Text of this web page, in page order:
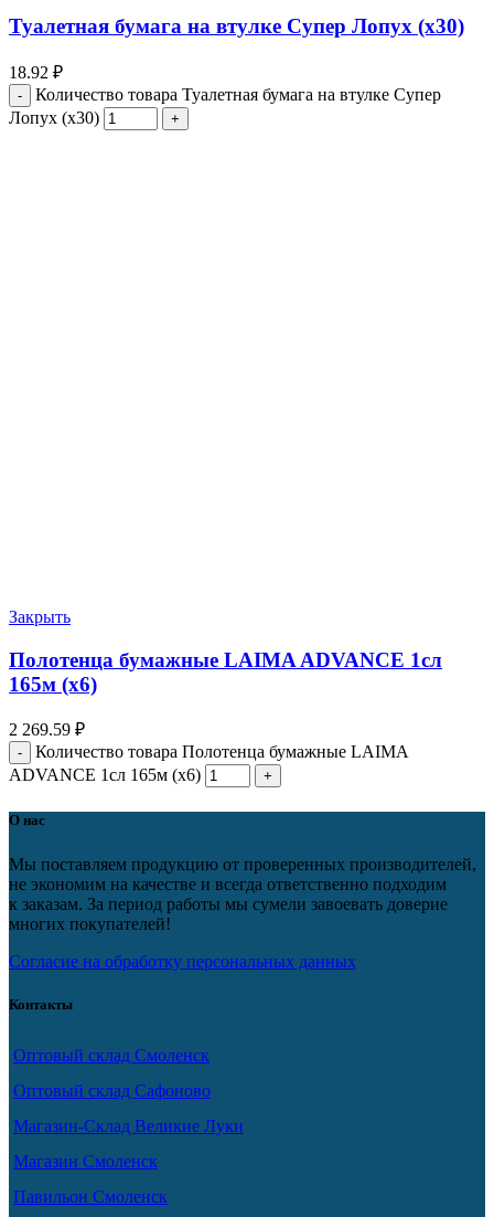
Туалетная бумага на втулке Супер Лопух (х30)
18.92 ₽
Количество товара Туалетная бумага на втулке Супер
Лопух (х30)
Закрыть
Полотенца бумажные LAIMA ADVANCE 1сл
165м (х6)
2 269.59 ₽
Количество товара Полотенца бумажные LAIMA
ADVANCE 1сл 165м (х6)
О нас
Мы поставляем продукцию от проверенных производителей,
не экономим на качестве и всегда ответственно подходим
к заказам. За период работы мы сумели завоевать доверие
многих покупателей!
Согласие на обработку персональных данных
Контакты
Оптовый склад Смоленск
Оптовый склад Сафоново
Магазин-Склад Великие Луки
Магазин Смоленск
Павильон Смоленск